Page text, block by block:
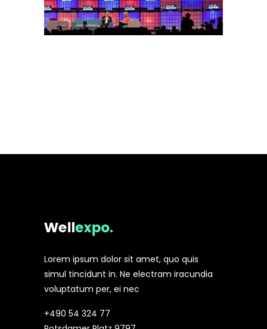
Lorem ipsum dolor sit amet, quo quis
simul tincidunt in. Ne electram iracundia
voluptatum per, ei nec
+490 54 324 77